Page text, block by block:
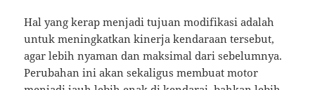
Hal yang kerap menjadi tujuan modifikasi adalah
untuk meningkatkan kinerja kendaraan tersebut,
agar lebih nyaman dan maksimal dari sebelumnya.
Perubahan ini akan sekaligus membuat motor